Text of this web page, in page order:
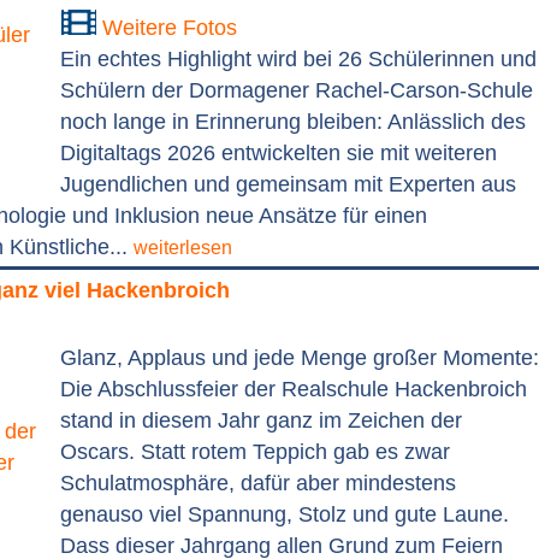
Weitere Fotos
Ein echtes Highlight wird bei 26 Schülerinnen und
Schülern der Dormagener Rachel-Carson-Schule
noch lange in Erinnerung bleiben: Anlässlich des
Digitaltags 2026 entwickelten sie mit weiteren
Jugendlichen und gemeinsam mit Experten aus
und Inklusion neue Ansätze für einen
Künstliche... weiterlesen
viel Hackenbroich
Glanz, Applaus und jede Menge großer Momente:
Die Abschlussfeier der Realschule Hackenbroich
stand in diesem Jahr ganz im Zeichen der
Oscars. Statt rotem Teppich gab es zwar
Schulatmosphäre, dafür aber mindestens
genauso viel Spannung, Stolz und gute Laune.
Dass dieser Jahrgang allen Grund zum Feiern